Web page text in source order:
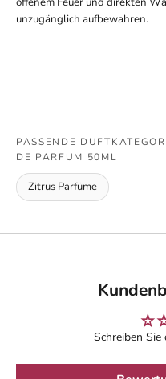
unzugänglich aufbewahren.
PASSENDE
DE PARFUM 50ML
Zitrus Parfüme
Schreiben